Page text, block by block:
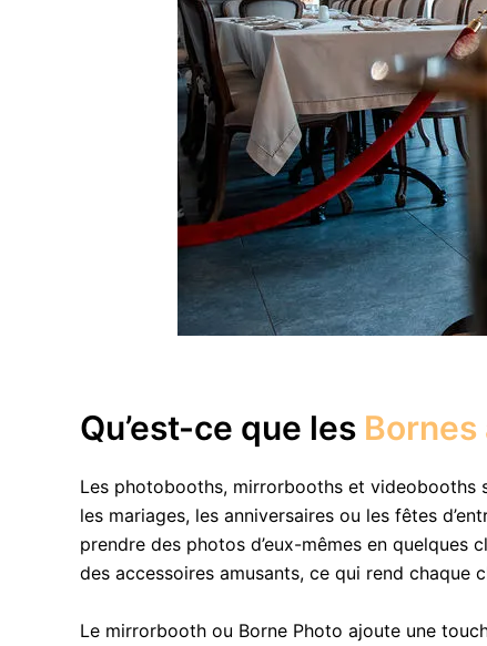
Qu’est-ce que les Bornes
Les photobooths, mirrorbooths et videobooths
les mariages, les anniversaires ou les fêtes
prendre des photos d’eux-mêmes en
des accessoires amusants, ce qui rend chaque
Le mirrorbooth ou Borne Photo ajoute une